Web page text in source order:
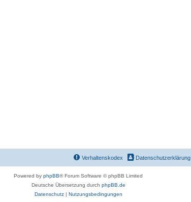
Datenschutzerklärung
Verhaltenskodex
Powered by phpBB® Forum Software © phpBB Limited
Deutsche Übersetzung durch phpBB.de
Datenschutz| Nutzungsbedingungen